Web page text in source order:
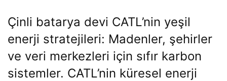
Çinli batarya devi CATL’nin yeşil
enerji stratejileri: Madenler, şehirler
ve veri merkezleri için sıfır karbon
sistemler. CATL’nin küresel enerji